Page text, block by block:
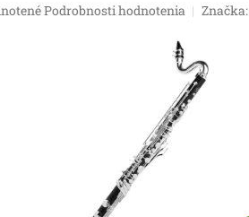
Podrobnosti hodnotenia Značka: